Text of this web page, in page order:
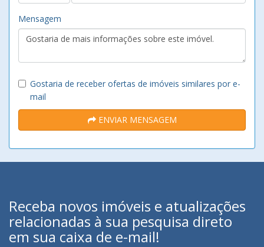
Mensagem
Gostaria de receber ofertas de imóveis similares por e-
mail
ENVIAR MENSAGEM
Receba novos imóveis e atualizações
relacionadas à sua pesquisa direto
em sua caixa de e-mail!